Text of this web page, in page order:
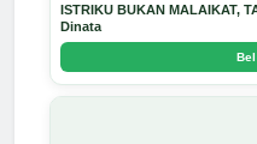
ISTRIKU BUKAN MALAIKAT,
Dinata